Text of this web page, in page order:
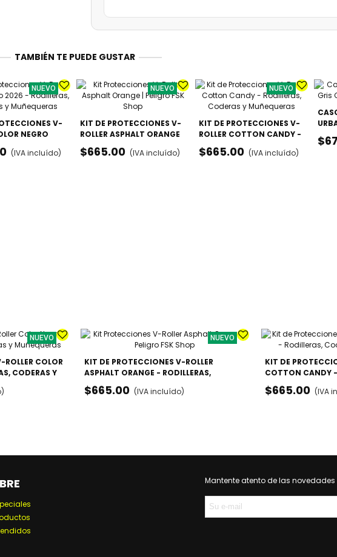
TAMBIÉN TE PUEDE GUSTAR
NUEVO
V-
NEGRO
MUÑEQUERAS
(IVA incluído)
NUEVO
KIT DE PROTECCIONES V-
ROLLER ASPHALT ORANGE
- RODILLERAS, CODERAS Y
MUÑEQUERAS
$665.00 (IVA incluído)
NUEVO
KIT DE PROTECCIONES V-
ROLLER COTTON CANDY -
RODILLERAS, CODERAS Y
MUÑEQUERAS
$665.00 (IVA incluído)
NUEVO
COLOR
CODERAS Y
NUEVO
KIT DE PROTECCIONES V-ROLLER
ASPHALT ORANGE - RODILLERAS,
CODERAS Y MUÑEQUERAS
$665.00 (IVA incluído)
KIT DE
COTTON CANDY -
CODERAS Y
$665.00 (IVA
Mantente atento de las novedades